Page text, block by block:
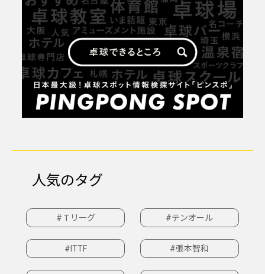
人気のタグ
#Ｔリーグ #テンオール
#ITTF #張本智和